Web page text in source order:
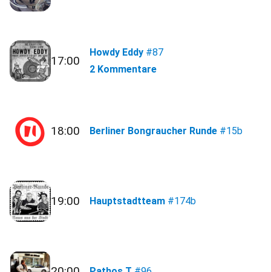
17:00
Howdy Eddy #87
2 Kommentare
18:00 Berliner Bongraucher Runde #15b
19:00 Hauptstadtteam #174b